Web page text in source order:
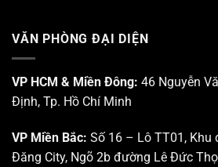
VĂN PHÒNG ĐẠI DIỆN
VP HCM & Miền Đông: 46 Nguyễn
Định, Tp. Hồ Chí Minh
VP Miền Bắc: Số 16 – Lô TT01, Khu
Đăng City, Ngõ 2b đường Lê Đức